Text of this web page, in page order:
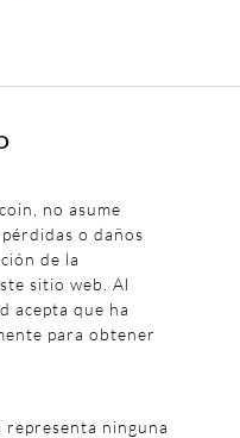
no asume
o daños
de la
sitio web. Al
acepta que ha
para obtener
representa ninguna